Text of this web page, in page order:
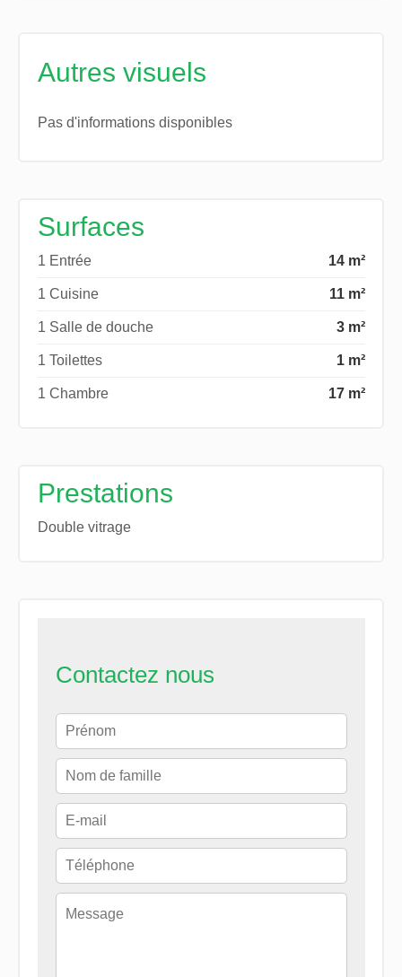
Autres visuels
Pas d'informations disponibles
Surfaces
1 Entrée 14 m²
1 Cuisine 11 m²
1 Salle de douche 3 m²
1 Toilettes 1 m²
1 Chambre 17 m²
Prestations
Double vitrage
Contactez nous